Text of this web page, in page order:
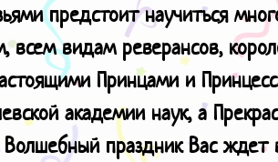
предстоит научиться
видам реверансов,
Принцами и
академии наук, а
Волшебный праздник Вас ждет